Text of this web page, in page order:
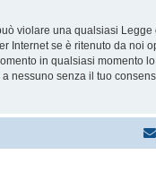
violare una qualsiasi
Internet se è ritenuto da noi
in qualsiasi momento
senza il tuo